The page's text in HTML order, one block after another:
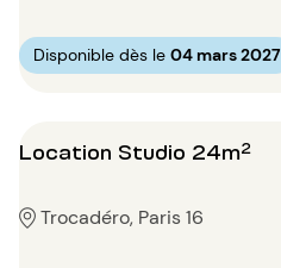
Disponible dès le 04 mars 2027
Location Studio 24m²
Trocadéro, Paris 16